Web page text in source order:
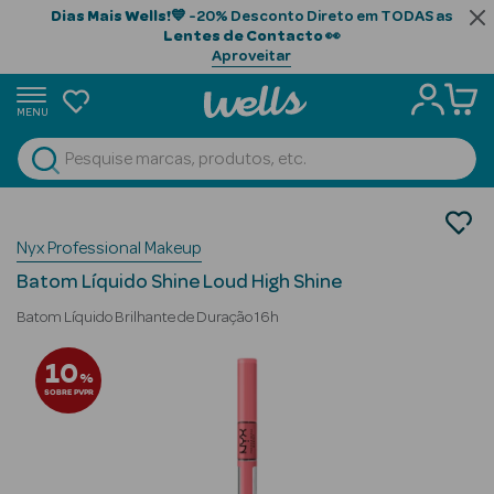
Dias Mais Wells!💙 -20% Desconto Direto em TODAS as
Lentes de Contacto👀
Aproveitar
MENU
Ver Tudo
Beauty Season
Cabelo
Profissional
Beauty Season
Cosmética
Lábios
Batom
Nyx Professional Makeup
Batom Líquido Shine Loud High Shine
Batom Líquido Brilhante de Duração 16h
10%
SOBRE PVPR